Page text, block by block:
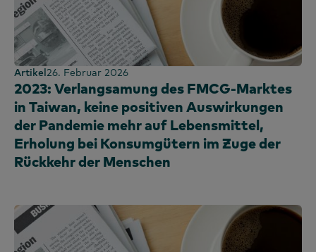
Artikel26. Februar 2026
2023: Verlangsamung des FMCG-Marktes
in Taiwan, keine positiven Auswirkungen
der Pandemie mehr auf Lebensmittel,
Erholung bei Konsumgütern im Zuge der
Rückkehr der Menschen